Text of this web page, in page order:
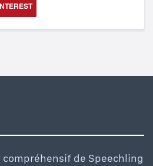
de Speechling